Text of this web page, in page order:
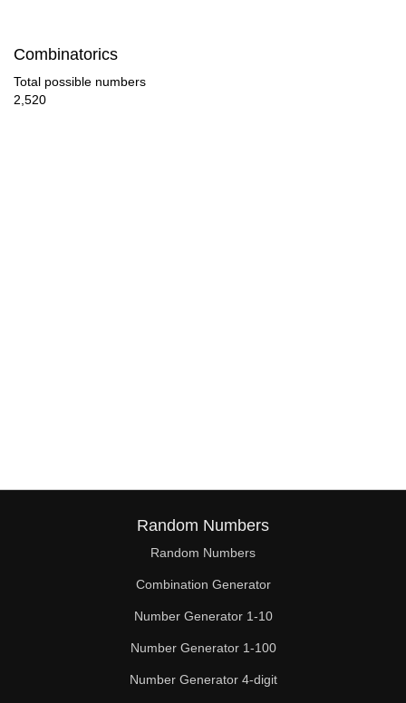
Combinatorics
Total possible numbers
2,520
Random Numbers
Random Numbers
Combination Generator
Number Generator 1-10
Number Generator 1-100
Number Generator 4-digit